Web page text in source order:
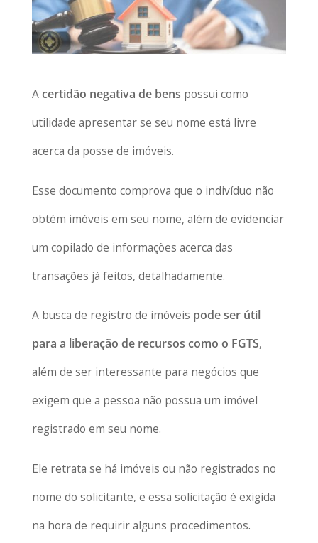
Acertidão negativa de bens possui como
utilidade apresentar se seu nome está livre
acerca da posse de imóveis.
Esse documento comprova que o indivíduo não
obtém imóveis em seu nome, além de evidenciar
um copilado de informações acerca das
transações já feitos, detalhadamente.
A busca de registro de imóveis pode ser útil
para a liberação de recursos como o FGTS,
além de ser interessante para negócios que
exigem que a pessoa não possua um imóvel
registrado em seu nome.
Ele retrata se há imóveis ou não registrados no
nome do solicitante, e essa solicitação é exigida
na hora de requirir alguns procedimentos.